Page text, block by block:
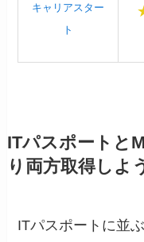
キャリアスター
ト
ITパスポートと
り両方取得しよ
ITパスポートに並